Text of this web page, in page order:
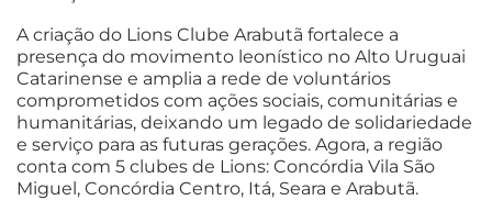
A criação do Lions Clube Arabutã fortalece a
presença do movimento leonístico no Alto Uruguai
Catarinense e amplia a rede de voluntários
comprometidos com ações sociais, comunitárias e
humanitárias, deixando um legado de solidariedade
e serviço para as futuras gerações. Agora, a região
conta com 5 clubes de Lions: Concórdia Vila São
Miguel, Concórdia Centro, Itá, Seara e Arabutã.